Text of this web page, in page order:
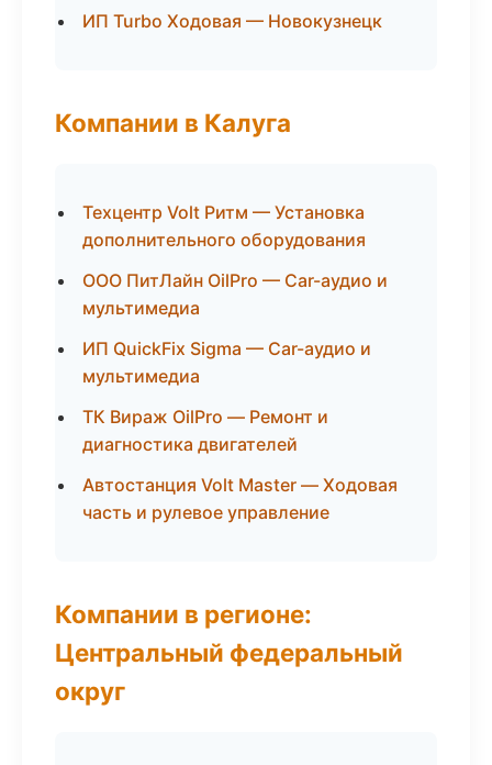
ИП Turbo Ходовая — Новокузнецк
Компании в Калуга
Техцентр Volt Ритм — Установка
дополнительного оборудования
ООО ПитЛайн OilPro — Car-аудио и
мультимедиа
ИП QuickFix Sigma — Car-аудио и
мультимедиа
ТК Вираж OilPro — Ремонт и
диагностика двигателей
Автостанция Volt Master — Ходовая
часть и рулевое управление
Компании в регионе:
Центральный федеральный
округ